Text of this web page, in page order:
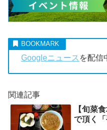
Googleニュース を配信
関連記事
【旬菜
で頂く